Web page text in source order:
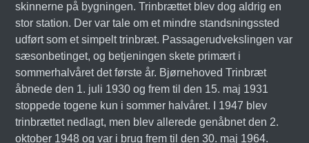
skinnerne på bygningen. Trinbrættet blev dog aldrig en
stor station. Der var tale om et mindre standsningssted
udført som et simpelt trinbræt. Passagerudvekslingen var
sæsonbetinget, og betjeningen skete primært i
sommerhalvåret det første år. Bjørnehoved Trinbræt
åbnede den 1. juli 1930 og frem til den 15. maj 1931
stoppede togene kun i sommer halvåret. I 1947 blev
trinbrættet nedlagt, men blev allerede genåbnet den 2.
oktober 1948 og var i brug frem til den 30. maj 1964.